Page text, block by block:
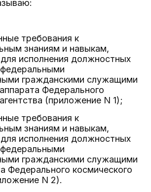
требования к
знаниям и навыкам,
исполнения должностных
гражданскими служащими
Федерального
(приложение N 1);
требования к
знаниям и навыкам,
исполнения должностных
гражданскими служащими
Федерального космического
N 2).